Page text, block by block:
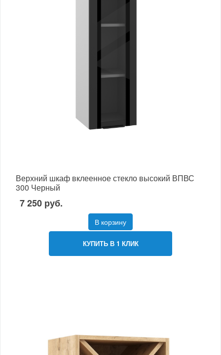
Верхний шкаф вклеенное стекло высокий ВПВС
300 Черный
7 250 руб.
В корзину
КУПИТЬ В 1 КЛИК